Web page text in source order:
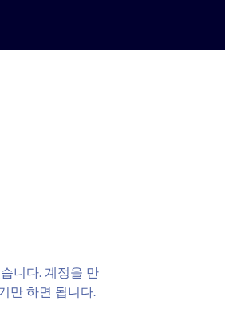
니다. 계정을 만
만 하면 됩니다.